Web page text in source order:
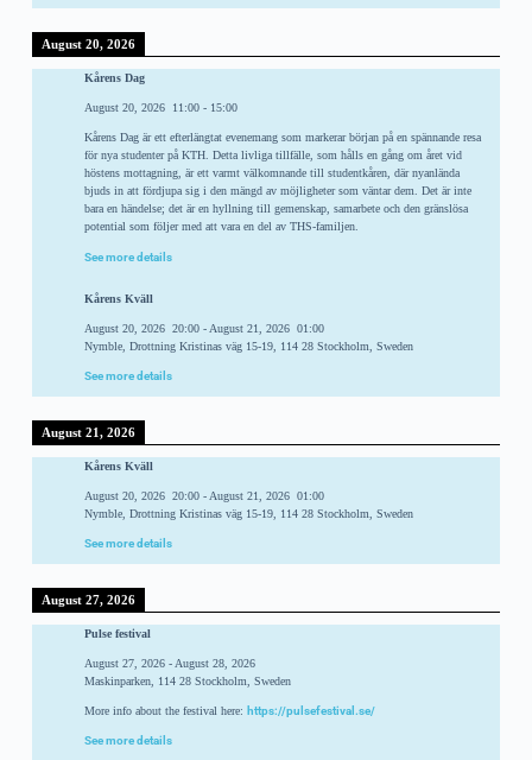
August 20, 2026
Kårens Dag
August 20, 2026 11:00- 15:00
Kårens Dag är ett efterlängtat evenemang som markerar början på en spännande resa
för nya studenter på KTH. Detta livliga tillfälle, som hålls en gång om året vid
höstens mottagning, är ett varmt välkomnande till studentkåren, där nyanlända
bjuds in att fördjupa sig i den mängd av möjligheter som väntar dem. Det är inte
bara en händelse; det är en hyllning till gemenskap, samarbete och den gränslösa
potential som följer med att vara en del av THS-familjen.
See more details
Kårens Kväll
August 20, 2026 20:00- August 21, 2026 01:00
Nymble, Drottning Kristinas väg 15-19, 114 28 Stockholm, Sweden
See more details
August 21, 2026
Kårens Kväll
August 20, 2026 20:00- August 21, 2026 01:00
Nymble, Drottning Kristinas väg 15-19, 114 28 Stockholm, Sweden
See more details
August 27, 2026
Pulse festival
August 27, 2026- August 28, 2026
Maskinparken, 114 28 Stockholm, Sweden
More info about the festival here: https://pulsefestival.se/
See more details